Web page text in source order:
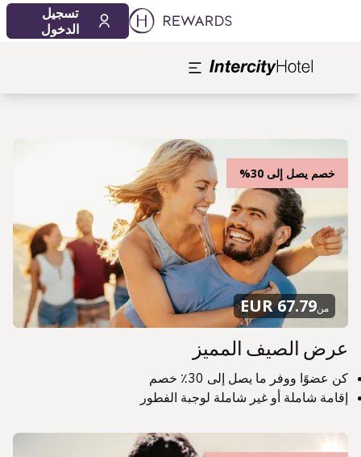
تسجيل
الدخول
خصم يصل إلى 30%
من67.79 EUR
عرض الصيف المميز
كن عضوًا ووفر ما يصل إلى 30٪ خصم
إقامة شاملة أو غير شاملة لوجبة الفطور